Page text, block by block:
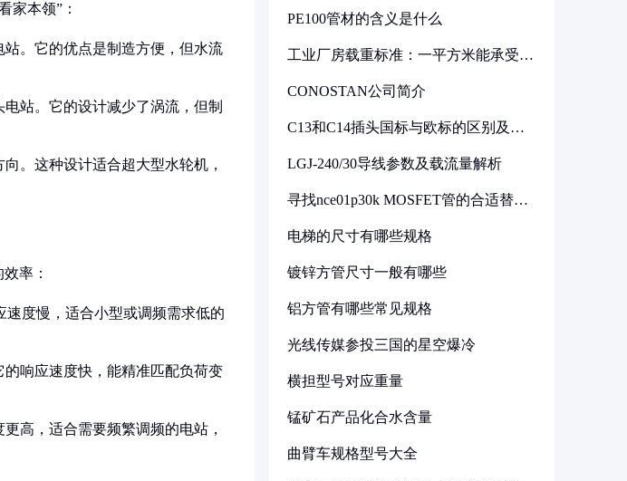
家本领”：
。它的优点是制造方便，但水流
站。它的设计减少了涡流，但制
。这种设计适合超大型水轮机，
率：
度慢，适合小型或调频需求低的
响应速度快，能精准匹配负荷变
高，适合需要频繁调频的电站，
PE100管材的含义是什么
工业厂房载重标准：一平方米能承受多
CONOSTAN公司简介
C13和C14插头国标与欧标的区别及其
LGJ-240/30导线参数及载流量解析
寻找nce01p30k MOSFET管的合适替代
电梯的尺寸有哪些规格
镀锌方管尺寸一般有哪些
铝方管有哪些常见规格
光线传媒参投三国的星空爆冷
横担型号对应重量
锰矿石产品化合水含量
曲臂车规格型号大全